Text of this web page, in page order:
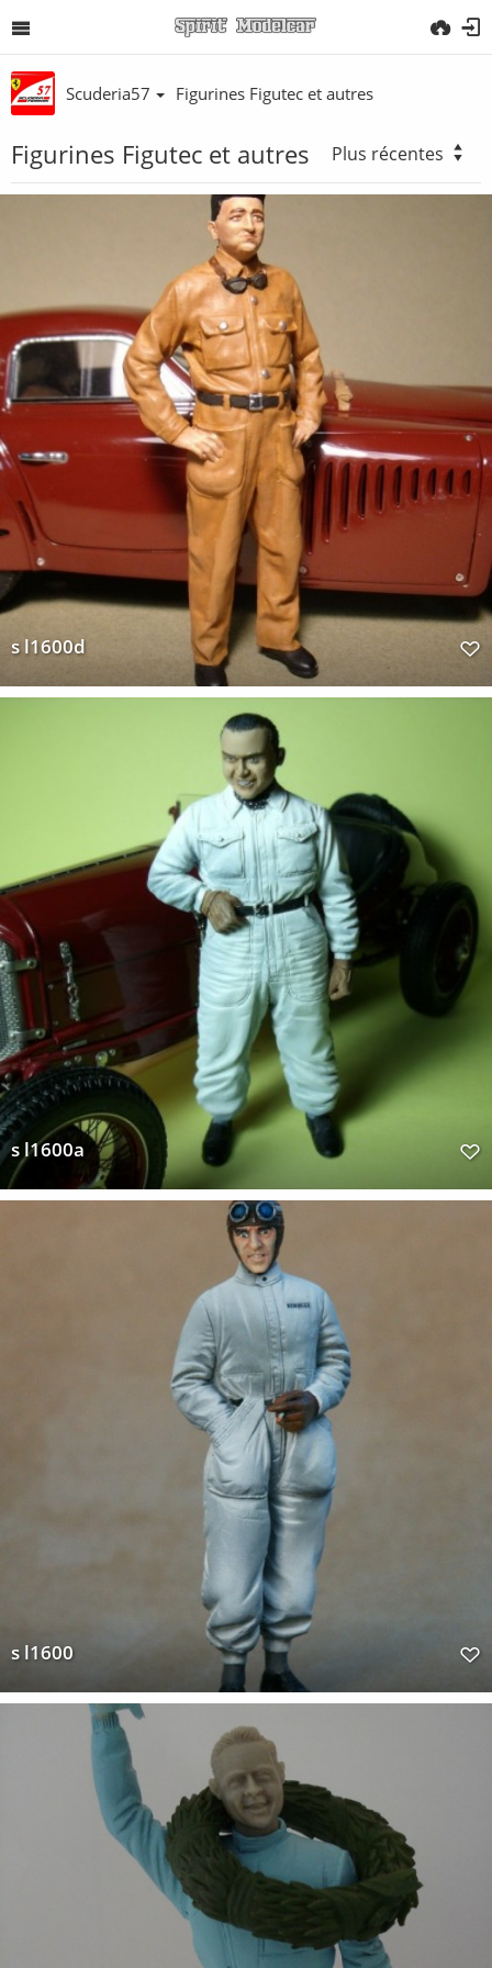
Scuderia57 Figurines Figutec et autres
Figurines Figutec et autres Plus récentes
s l1600d
s l1600a
s l1600